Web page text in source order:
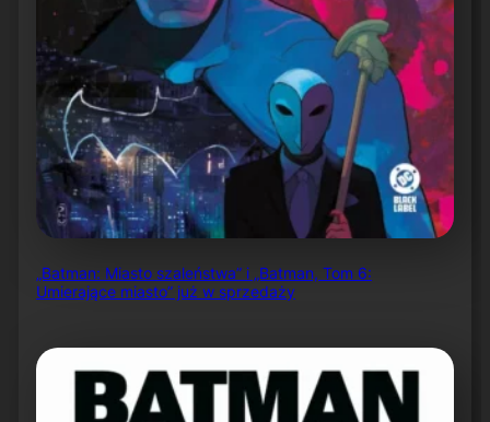
„Batman: Miasto szaleństwa” i „Batman, Tom 6:
Umierające miasto” już w sprzedaży